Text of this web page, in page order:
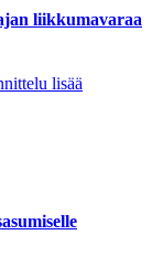
liikkumavaraa
lisää